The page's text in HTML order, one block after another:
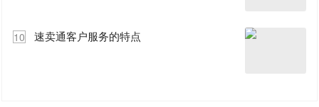
10 速卖通客户服务的特点